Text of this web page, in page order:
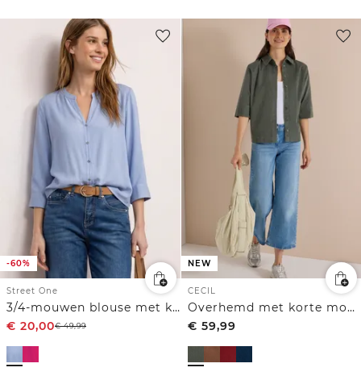
-60%
Street One
3/4-mouwen blouse met knoopdetail
€ 20,00€49,99
NEW
CECIL
Overhemd met korte mouwen in effen kleur
€ 59,99